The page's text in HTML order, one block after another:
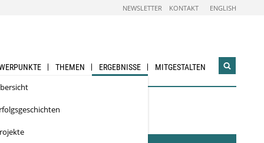
NEWSLETTER KONTAKT ENGLISH
THEMEN ERGEBNISSE MITGESTALTEN